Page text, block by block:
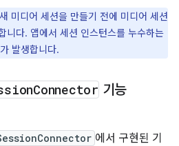
미디어 세션을 만들기 전에 미디어 세션
니다. 앱에서 세션 인스턴스를 누수하는
발생합니다.
Connector 기능
에서 구현된 기